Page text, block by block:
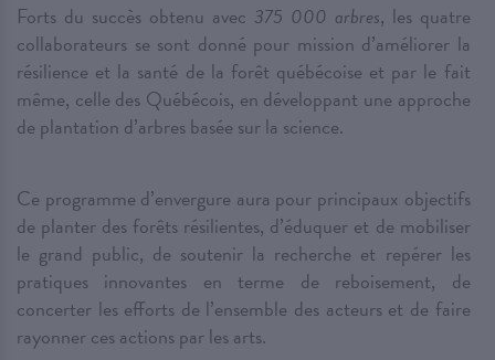
Forts du succès obtenu avec 375 000 arbres, les quatre
collaborateurs se sont donné pour mission d’améliorer la
résilience et la santé de la forêt québécoise et par le fait
même, celle des Québécois, en développant une approche
de plantation d’arbres basée sur la science.
Ce programme d’envergure aura pour principaux objectifs
de planter des forêts résilientes, d’éduquer et de mobiliser
le grand public, de soutenir la recherche et repérer les
pratiques innovantes en terme de reboisement, de
concerter les efforts de l’ensemble des acteurs et de faire
rayonner ces actions par les arts.